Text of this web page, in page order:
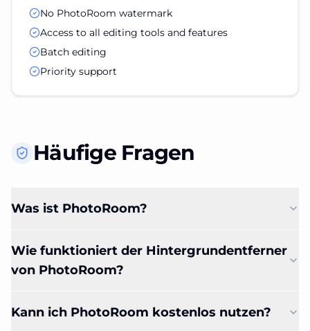
No PhotoRoom watermark
Access to all editing tools and features
Batch editing
Priority support
Häufige Fragen
Was ist PhotoRoom?
Wie funktioniert der Hintergrundentferner
von PhotoRoom?
Kann ich PhotoRoom kostenlos nutzen?